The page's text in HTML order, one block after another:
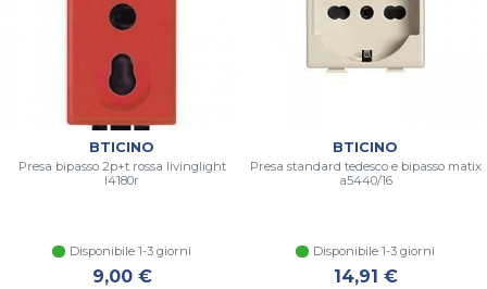
BTICINO
Presa bipasso 2p+t rossa livinglight
l4180r
Disponibile 1-3 giorni
9,00 €
BTICINO
Presa standard tedesco e bipasso matix
a5440/16
Disponibile 1-3 giorni
14,91 €